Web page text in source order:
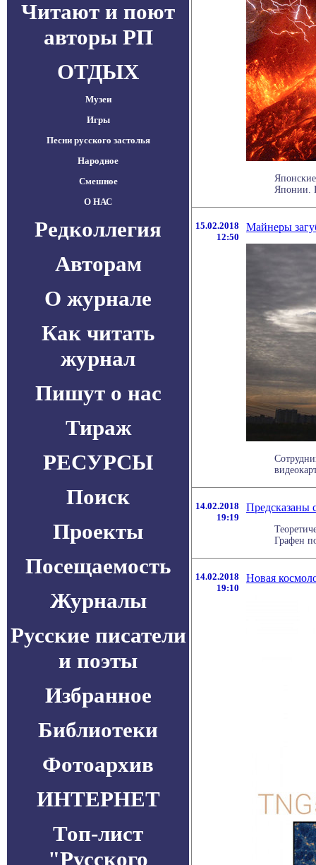
Читают и поют
авторы РП
ОТДЫХ
Музеи
Игры
Песни русского застолья
Народное
Смешное
О НАС
Редколлегия
Авторам
О журнале
Как читать
журнал
Пишут о нас
Тираж
РЕСУРСЫ
Поиск
Проекты
Посещаемость
Журналы
Русские писатели
и поэты
Избранное
Библиотеки
Фотоархив
ИНТЕРНЕТ
Топ-лист
"Русского
Японии.
15.02.2018
12:50
Майнеры
14.02.2018
19:19
Предсказаны
Графен
14.02.2018
19:10
Новая